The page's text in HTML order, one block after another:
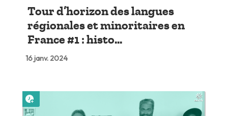
Tour d’horizon des langues
régionales et minoritaires en
France #1 : histo...
16 janv. 2024